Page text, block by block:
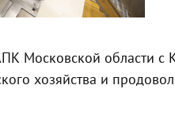
Московской области с
хозяйства и